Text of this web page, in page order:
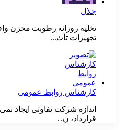
جلال
تخلیه روزانه رطوبت مخزن
تجهیزات تأث...
کارشناس روابط عمومی
اندازه شرکت تفاوتی ایجاد
قرارداد، ن...